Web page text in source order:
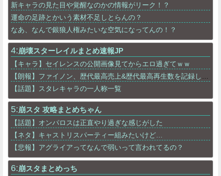
新キャラの見た目や覚醒なのかの情報がリーク！？
運命の足跡とかいう素材不足しとらんの？
なあ、なんで銀狼人権みたいな空気になってんの！？
4:崩壊スターレイルまとめ速報JP
【キャラ】セイレンスの公開画像見てからエロ過ぎてｗｗ
【話題】スタレキャラの一人称一覧
5:崩スタ 攻略まとめちゃん
【話題】オンパロスは正直やり過ぎな感じがした
【ネタ】キャストリスパーティー組みたいけど…
【悲報】アグライアってなんで弱いって言われてるの？
6:崩スタまとめっち